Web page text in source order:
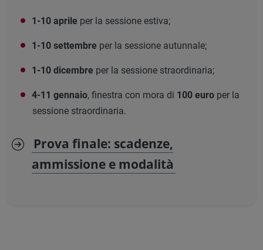
1-10 aprile per la sessione estiva;
1-10 settembre per la sessione autunnale;
1-10 dicembre per la sessione straordinaria;
4-11 gennaio, finestra con mora di 100 euro per la
sessione straordinaria.
Prova finale: scadenze,
ammissione e modalità